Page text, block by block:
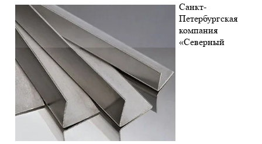
Санкт-
Петербургская
компания
«Северный